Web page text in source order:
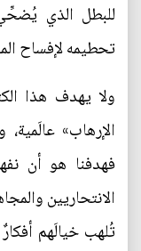
للبطل الذي يُضحِّي
تحطيمه لإفساح
ولا يهدف هذا
الإرهاب»
فهدفنا هو أن
الانتحاريين
تُلهب خيالَهم